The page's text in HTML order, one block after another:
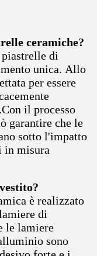
ceramiche?
di
unica. Allo
per essere
il processo
garantire che le
sotto l'impatto
in misura
è realizzato
di
le lamiere
sono